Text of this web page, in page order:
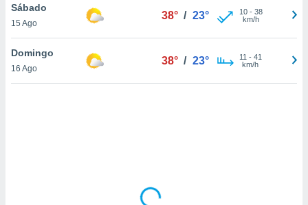
para
ni para
Sábado
15 Ago
38° / 23° 10- 38
km/h
Domingo
16 Ago
38° / 23° 11 - 41
km/h